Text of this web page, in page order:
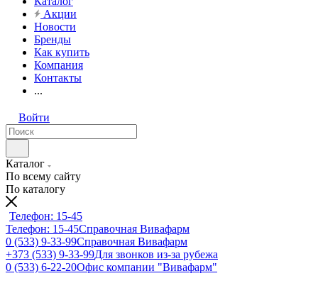
Акции
Новости
Бренды
Как купить
Компания
Контакты
...
Войти
Каталог
По всему сайту
По каталогу
Телефон: 15-45
Телефон: 15-45Справочная Вивафарм
0 (533) 9-33-99Справочная Вивафарм
+373 (533) 9-33-99Для звонков из-за рубежа
0 (533) 6-22-20Офис компании "Вивафарм"